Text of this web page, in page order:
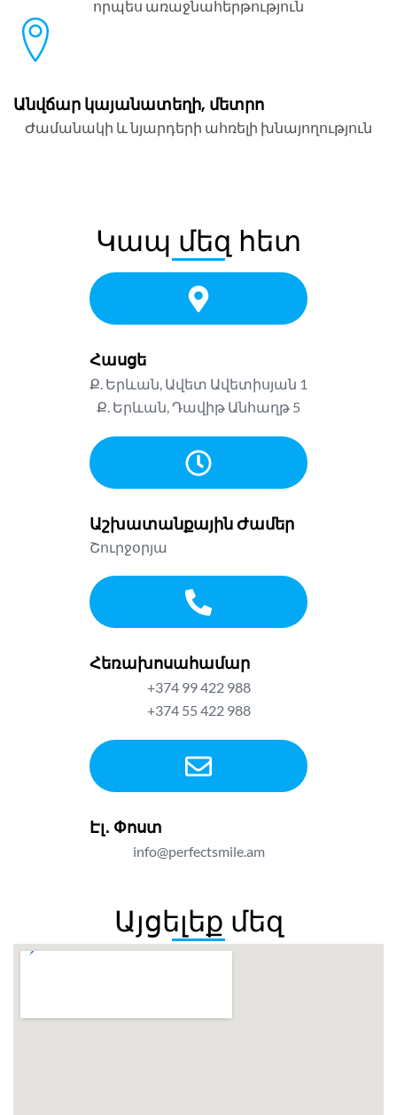
որպես առաջնահերթություն
Անվճար կայանատեղի, մետրո
Ժամանակի և նյարդերի ահռելի խնայողություն
Կապ մեզ հետ
Հասցե
Ք. Երևան, Ավետ Ավետիսյան 1
Ք. Երևան, Դավիթ Անհաղթ 5
Աշխատանքային Ժամեր
Շուրջօրյա
Հեռախոսահամար
+374 99 422 988
+374 55 422 988
Էլ․ Փոստ
info@perfectsmile.am
Այցելեք մեզ